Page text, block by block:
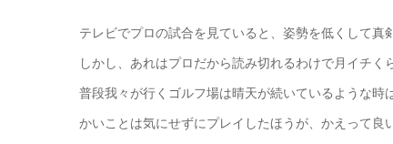
テレビでプロの試合を見ていると、姿勢を低くして真
しかし、あれはプロだから読み切れるわけで月イチく
普段我々が行くゴルフ場は晴天が続いているような
かいことは気にせずにプレイしたほうが、かえって良